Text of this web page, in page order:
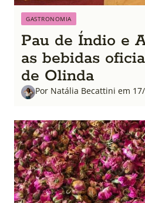
GASTRONOMIA
Pau de Índio e
as bebidas
de Olinda
Por Natália Becattini em